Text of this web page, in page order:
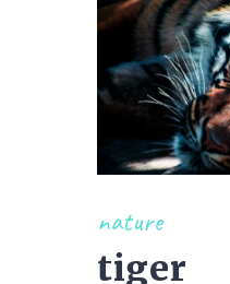
nature
tiger